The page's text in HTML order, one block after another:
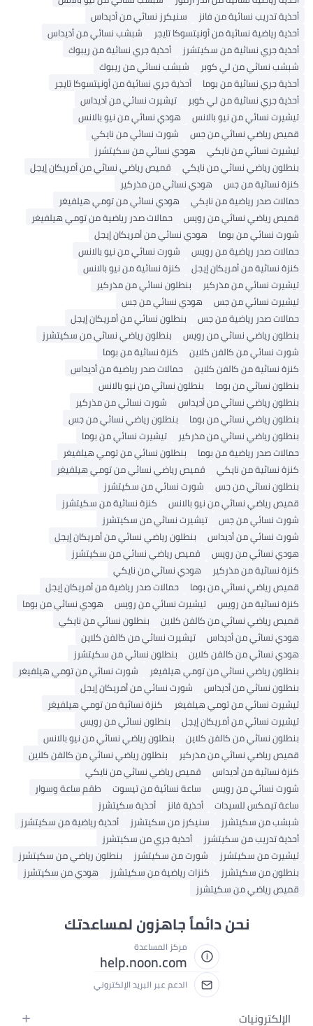
أحذية تدريب نسائية من فانز
سنيكرز نسائي من أديداس
أحذية رياضية نسائية من أونيتسوكا تايجر
شبشب نسائي من أديداس
أحذية جري نسائية من سكيتشرز
أحذية جري نسائية من ريبوك
شبشب نسائي من لي كوبر
شبشب نسائي من ريبوك
أحذية جري نسائية من بوما
أحذية جري نسائية من أونيتسوكا تايجر
أحذية جري نسائية من لي كوبر
تيشيرت نسائي من أديداس
تيشيرت نسائي من نيو بالانس
هودي نسائي من نيو بالانس
قميص رياضي نسائي من جس
شورت نسائي من نايكي
تيشيرت نسائي من نايكي
هودي نسائي من سكيتشرز
بنطلون رياضي نسائي من نايكي
قميص رياضي نسائي من أمريكان إيجل
كنزة نسائية من جس
هودي نسائي من مذركير
حمالات صدر رياضية من نايكي
هودي نسائي من تومي هيلفيغر
قميص رياضي نسائي من رويس
حمالات صدر رياضية من تومي هيلفيغر
شورت نسائي من بوما
هودي نسائي من أمريكان إيجل
حمالات صدر رياضية من رويس
شورت نسائي من نيو بالانس
كنزة نسائية من أمريكان إيجل
كنزة نسائية من نيو بالانس
تيشيرت نسائي من مذركير
بنطلون نسائي من مذركير
تيشيرت نسائي من جس
هودي نسائي من جس
حمالات صدر رياضية من جس
بنطلون نسائي من أمريكان إيجل
بنطلون رياضي نسائي من رويس
بنطلون رياضي نسائي من سكيتشرز
شورت نسائي من كالفن كلاين
كنزة نسائية من بوما
كنزة نسائية من كالفن كلاين
حمالات صدر رياضية من أديداس
بنطلون نسائي من بوما
بنطلون نسائي من نيو بالانس
بنطلون رياضي نسائي من أديداس
شورت نسائي من مذركير
بنطلون رياضي نسائي من بوما
بنطلون رياضي نسائي من جس
بنطلون رياضي نسائي من مذركير
تيشيرت نسائي من بوما
حمالات صدر رياضية من بوما
بنطلون نسائي من تومي هيلفيغر
كنزة نسائية من نايكي
قميص رياضي نسائي من تومي هيلفيغر
بنطلون نسائي من جس
شورت نسائي من سكيتشرز
قميص رياضي نسائي من نيو بالانس
كنزة نسائية من سكيتشرز
شورت نسائي من جس
تيشيرت نسائي من سكيتشرز
شورت نسائي من أديداس
بنطلون رياضي نسائي من أمريكان إيجل
هودي نسائي من رويس
قميص رياضي نسائي من سكيتشرز
كنزة نسائية من مذركير
هودي نسائي من نايكي
قميص رياضي نسائي من بوما
حمالات صدر رياضية من أمريكان إيجل
كنزة نسائية من رويس
تيشيرت نسائي من رويس
هودي نسائي من بوما
قميص رياضي نسائي من كالفن كلاين
بنطلون نسائي من نايكي
هودي نسائي من أديداس
تيشيرت نسائي من كالفن كلاين
هودي نسائي من كالفن كلاين
بنطلون نسائي من سكيتشرز
بنطلون رياضي نسائي من تومي هيلفيغر
شورت نسائي من تومي هيلفيغر
بنطلون نسائي من أديداس
شورت نسائي من أمريكان إيجل
تيشيرت نسائي من تومي هيلفيغر
كنزة نسائية من تومي هيلفيغر
تيشيرت نسائي من أمريكان إيجل
بنطلون نسائي من رويس
بنطلون نسائي من كالفن كلاين
بنطلون رياضي نسائي من نيو بالانس
قميص رياضي نسائي من مذركير
بنطلون رياضي نسائي من كالفن كلاين
كنزة نسائية من أديداس
قميص رياضي نسائي من نايكي
شورت نسائي من رويس
ساعة نسائية من تيسوت
طقم ساعة وسوار
ساعة تيمكس للسيدات
أحذية فانز
أحذية سكيتشرز
شبشب من سكيتشرز
سنيكرز من سكيتشرز
أحذية رياضية من سكيتشرز
أحذية تدريب من سكيتشرز
أحذية جري من سكيتشرز
تيشيرت من سكيتشرز
شورت من سكيتشرز
بنطلون رياضي من سكيتشرز
بنطلون من سكيتشرز
كنزات رياضية من سكيتشرز
هودي من سكيتشرز
قميص رياضي من سكيتشرز
نحن دائماً جاهزون لمساعدتك
مركز المساعدة
help.noon.com
الدعم عبر البريد الإلكتروني
الإلكترونيات